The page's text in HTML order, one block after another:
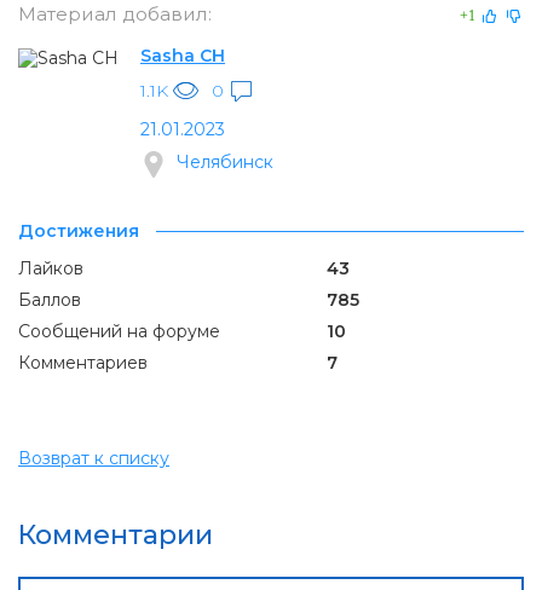
Материал добавил: +1
Sasha CH
1.1K
0
21.01.2023
Челябинск
Достижения
Лайков
43
Баллов
785
Сообщений на форуме
10
Комментариев
7
Возврат к списку
Комментарии